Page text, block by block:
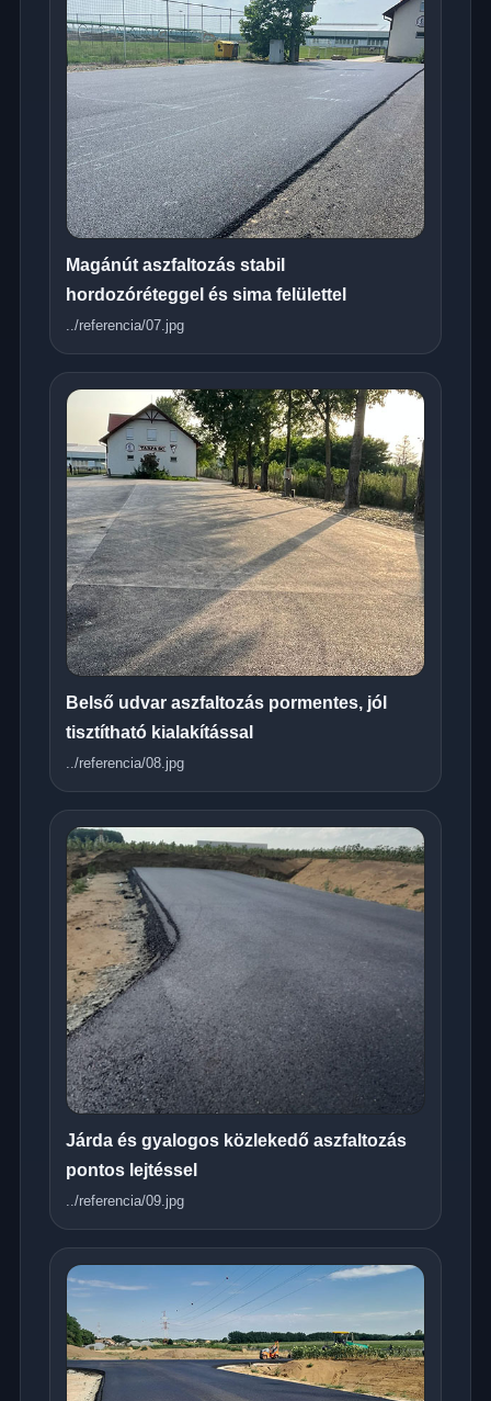
Magánút aszfaltozás stabil
hordozóréteggel és sima felülettel
../referencia/07.jpg
Belső udvar aszfaltozás pormentes, jól
tisztítható kialakítással
../referencia/08.jpg
Járda és gyalogos közlekedő aszfaltozás
pontos lejtéssel
../referencia/09.jpg